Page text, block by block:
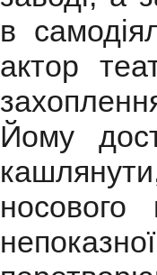
в
актор
Йому